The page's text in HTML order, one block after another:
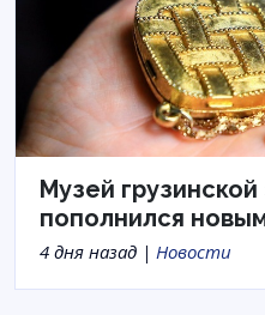
Музей
пополнился
4 дня назад | Новости